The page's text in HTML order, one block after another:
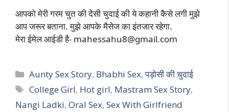
आपको मेरी गरम चुत की देसी चुदाई की ये कहानी कैसे लगी मुझे
आप जरूर बताना. मुझे आपके मैसेज का इंतजार रहेगा.
मेरा ईमेल आईडी है- mahessahu8@gmail.com
Categories
Aunty Sex Story, Bhabhi Sex,पड़ोसी की चुदाई
Tags
College Girl, Hot girl, Mastram Sex Story,
Nangi Ladki, Oral Sex, Sex With Girlfriend